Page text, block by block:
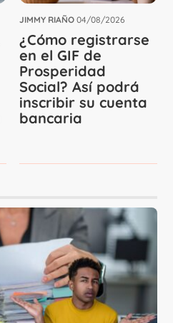
JIMMY RIAÑO 04/08/2026
¿Cómo registrarse
en el GIF de
Prosperidad
Social? Así podrá
inscribir su cuenta
bancaria